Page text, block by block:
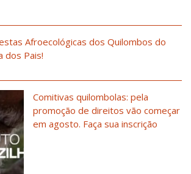
Afroecológicas dos Quilombos do
dos Pais!
Comitivas quilombolas: pela
promoção de direitos vão começar
em agosto. Faça sua inscrição